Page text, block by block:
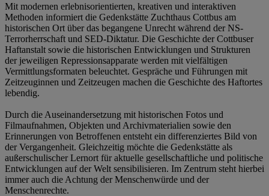
Mit modernen erlebnisorientierten, kreativen und interaktiven
Methoden informiert die Gedenkstätte Zuchthaus Cottbus am
historischen Ort über das begangene Unrecht während der NS-
Terrorherrschaft und SED-Diktatur. Die Geschichte der Cottbuser
Haftanstalt sowie die historischen Entwicklungen und Strukturen
der jeweiligen Repressionsapparate werden mit vielfältigen
Vermittlungsformaten beleuchtet. Gespräche und Führungen mit
Zeitzeuginnen und Zeitzeugen machen die Geschichte des Haftortes
lebendig.
Durch die Auseinandersetzung mit historischen Fotos und
Filmaufnahmen, Objekten und Archivmaterialien sowie den
Erinnerungen von Betroffenen entsteht ein differenziertes Bild von
der Vergangenheit. Gleichzeitig möchte die Gedenkstätte als
außerschulischer Lernort für aktuelle gesellschaftliche und politische
Entwicklungen auf der Welt sensibilisieren. Im Zentrum steht hierbei
immer auch die Achtung der Menschenwürde und der
Menschenrechte.